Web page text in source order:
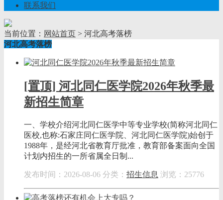
联系我们
当前位置： 网站首页 > 河北高考落榜
河北高考落榜
[置顶] 河北同仁医学院2026年秋季最
新招生简章
一、学校介绍河北同仁医学中等专业学校(简称河北同仁
医校,也称:石家庄同仁医学院、河北同仁医学院)始创于
1988年，是经河北省教育厅批准，教育部备案面向全国
计划内招生的一所省属全日制...
发布时间：2026-08-06 分类： 招生信息 浏览：25776